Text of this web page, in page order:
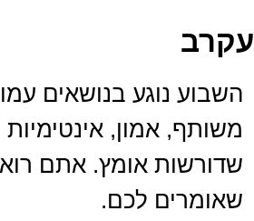
עקרב
השבוע נוגע בנושאים
משותף, אמון,
שדורשות אומץ. אתם
שאומרים לכם.